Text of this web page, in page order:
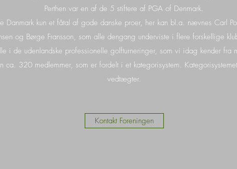
Perthen var en af de 5 stiftere af PGA of Denmark.
Danmark kun et fåtal af gode danske proer, her kan bl.a. nævnes Carl
og Børge Fransson, som alle dengang underviste i flere forskellige
i de udenlandske professionelle golfturneringer, som vi idag kender fra
ca. 320 medlemmer, som er fordelt i et kategorisystem.
vedtægter.
Kontakt Foreningen